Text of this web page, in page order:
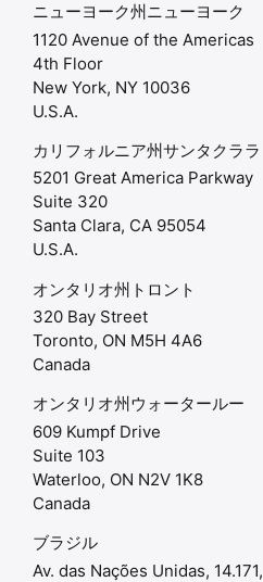
ニューヨーク州ニューヨーク
1120 Avenue of the Americas
4th Floor
New York, NY 10036
U.S.A.
カリフォルニア州サンタクララ
5201 Great America Parkway
Suite 320
Santa Clara, CA 95054
U.S.A.
オンタリオ州トロント
320 Bay Street
Toronto, ON M5H 4A6
Canada
オンタリオ州ウォータールー
609 Kumpf Drive
Suite 103
Waterloo, ON N2V 1K8
Canada
ブラジル
Av. das Nações Unidas, 14.171,